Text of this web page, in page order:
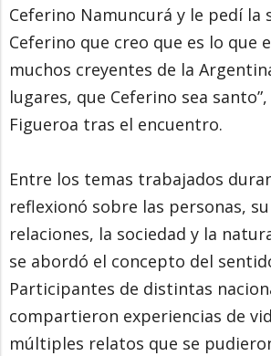
Ceferino Namuncurá y le pedí la
Ceferino que creo que es lo que
muchos creyentes de la
lugares, que Ceferino sea
Figueroa tras el encuentro.
Entre los temas trabajados
reflexionó sobre las personas,
relaciones, la sociedad y la
se abordó el concepto del
Participantes de distintas
compartieron experiencias de
múltiples relatos que se